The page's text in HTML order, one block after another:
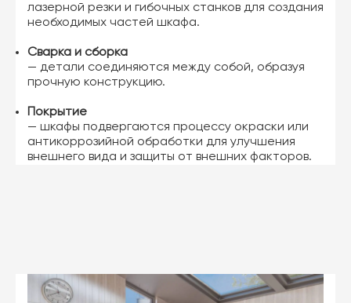
лазерной резки и гибочных станков для создания
необходимых частей шкафа.
Сварка и сборка
— детали соединяются между собой, образуя
прочную конструкцию.
Покрытие
— шкафы подвергаются процессу окраски или
антикоррозийной обработки для улучшения
внешнего вида и защиты от внешних факторов.